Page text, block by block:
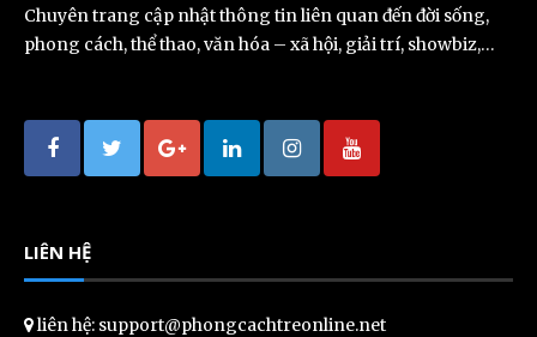
Chuyên trang cập nhật thông tin liên quan đến đời sống,
phong cách, thể thao, văn hóa – xã hội, giải trí, showbiz,…
LIÊN HỆ
liên hệ: support@phongcachtreonline.net